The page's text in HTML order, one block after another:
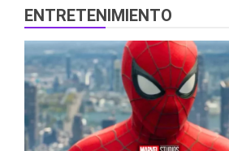
ENTRETENIMIENTO